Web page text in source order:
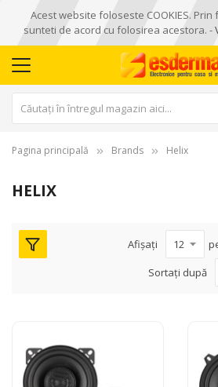
Acest website foloseste COOKIES.
sunteti de acord cu folosirea acestora. -
Pagina principală Brands Helix
HELIX
Afișați
Sortați după